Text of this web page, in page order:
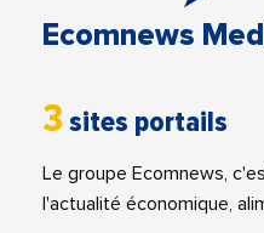
Ecomnews
3 sites portails
Le groupe Ecomnews,
l'actualité économique,